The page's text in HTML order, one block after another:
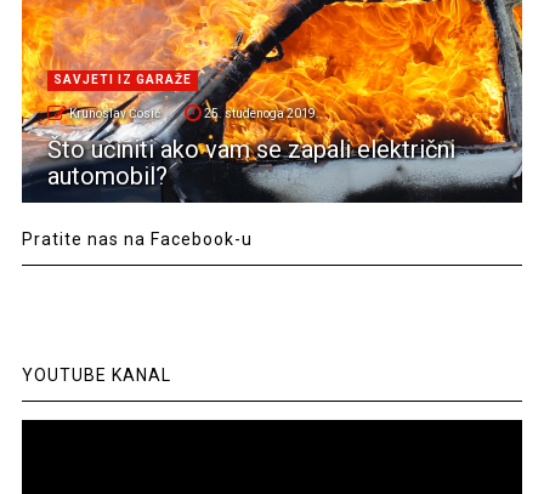
SAVJETI IZ GARAŽE
Krunoslav Ćosić 25. studenoga 2019.
Što učiniti ako vam se zapali električni
automobil?
Pratite nas na Facebook-u
YOUTUBE KANAL